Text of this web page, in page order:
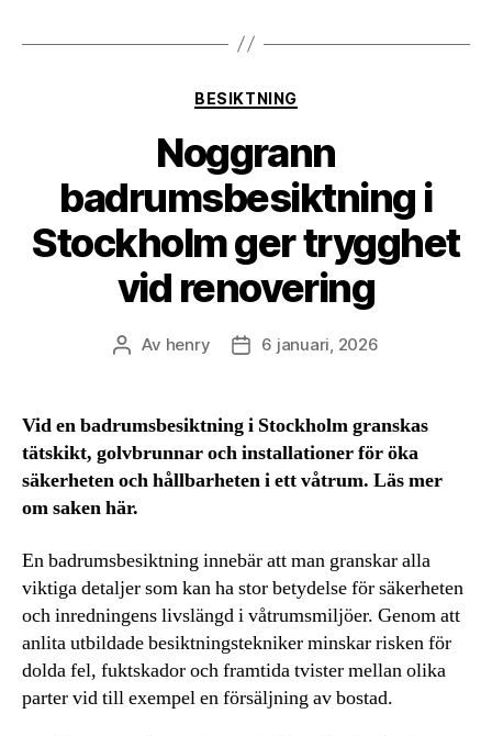
Kategorier
BESIKTNING
Noggrann
badrumsbesiktning i
Stockholm ger trygghet
vid renovering
Inläggsförfattare
Av henry Inläggsdatum
6 januari, 2026
Vid en badrumsbesiktning i Stockholm granskas
tätskikt, golvbrunnar och installationer för öka
säkerheten och hållbarheten i ett våtrum. Läs mer
om saken här.
En badrumsbesiktning innebär att man granskar alla
viktiga detaljer som kan ha stor betydelse för säkerheten
och inredningens livslängd i våtrumsmiljöer. Genom att
anlita utbildade besiktningstekniker minskar risken för
dolda fel, fuktskador och framtida tvister mellan olika
parter vid till exempel en försäljning av bostad.